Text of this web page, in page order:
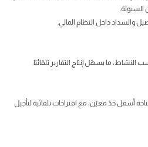
السيولة.
والسداد داخل النظام المالي.
أسفل حدّ معيّن، مع اقتراحات تلقائية لتأجيل